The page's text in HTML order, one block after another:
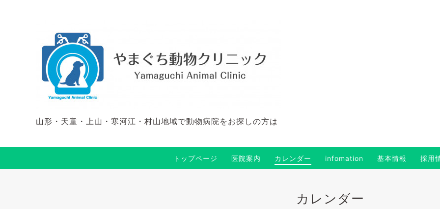
山形・天童・上山・寒河江・村山地域で動物病院をお探しの方は
トップページ 医院案内 カレンダー infomation 基本情報 採用
カレンダー